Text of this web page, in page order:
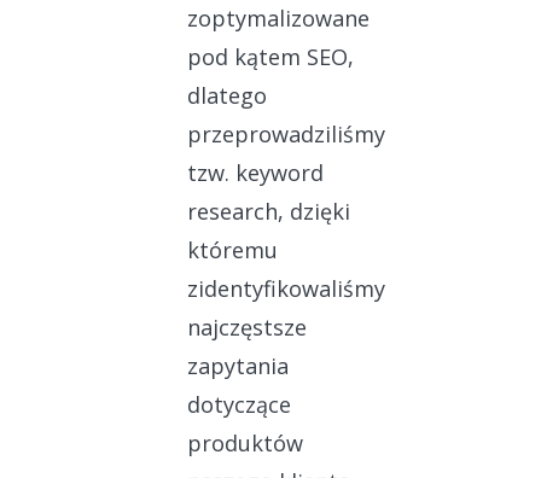
zoptymalizowane
pod kątem SEO,
dlatego
przeprowadziliśmy
tzw. keyword
research, dzięki
któremu
zidentyfikowaliśmy
najczęstsze
zapytania
dotyczące
produktów